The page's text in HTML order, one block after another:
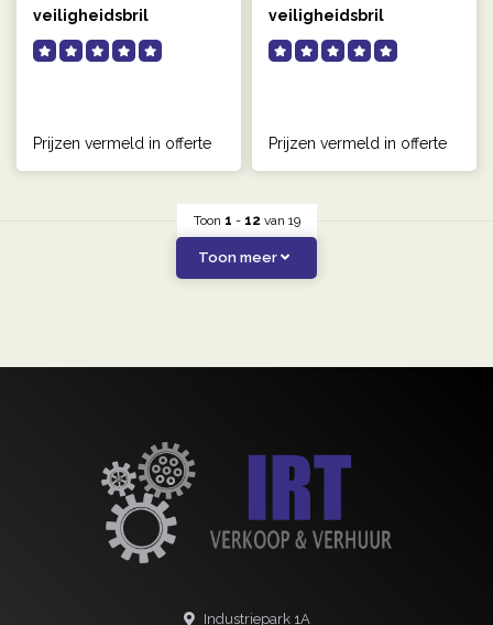
veiligheidsbril
Prijzen vermeld in offerte
veiligheidsbril
Prijzen vermeld in offerte
Toon 1 - 12 van 19
Toon meer
Industriepark 1A